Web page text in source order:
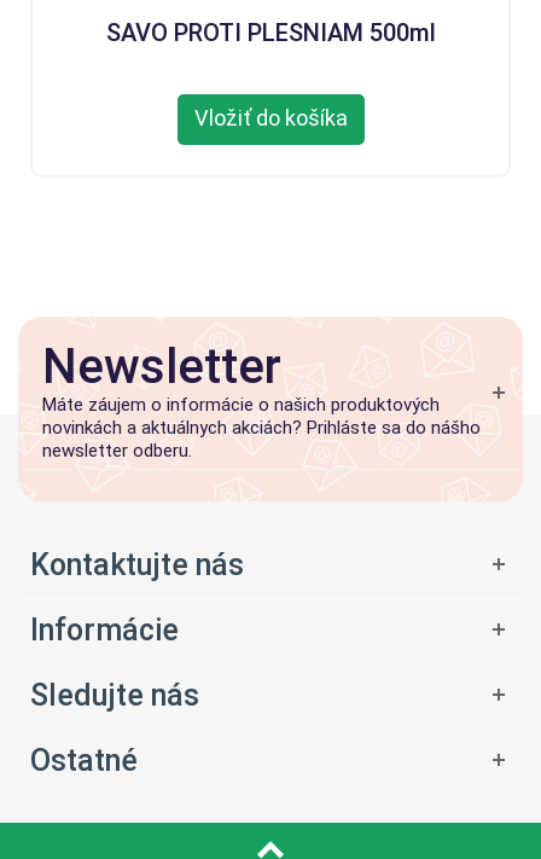
SAVO PROTI PLESNIAM 500ml
Vložiť do košíka
Newsletter
Máte záujem o informácie o našich produktových
novinkách a aktuálnych akciách? Prihláste sa do nášho
newsletter odberu.
Kontaktujte nás
Informácie
Sledujte nás
Ostatné